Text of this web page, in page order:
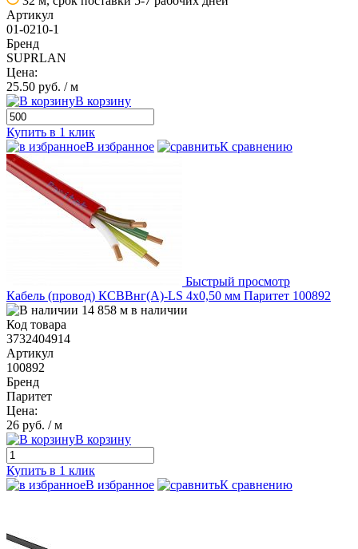
Артикул
01-0210-1
Бренд
SUPRLAN
Цена:
25.50 руб. / м
В корзину
Купить в 1 клик
В избранное
К сравнению
Быстрый просмотр
Кабель (провод) КСВВнг(А)-LS 4х0,50 мм Паритет 100892
14 858 м в наличии
Код товара
3732404914
Артикул
100892
Бренд
Паритет
Цена:
26 руб. / м
В корзину
Купить в 1 клик
В избранное
К сравнению